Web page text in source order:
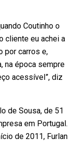
Coutinho o
cliente eu achei a
por carros e,
na época sempre
acessível”, diz
de Sousa, de 51
em Portugal.
de 2011, Furlan